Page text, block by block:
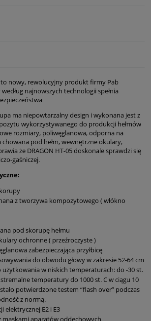
to nowy, rewolucyjny produkt firmy Pab
najnowszych technologii spełnia
ma niepowtarzalny design i wykonana jest z
wykorzystywanego do produkcji hełmów
rozmiary, poliwęglanowa, odporna na
chowana pod hełm, wewnętrzne okulary,
że DRAGON HT-05 doskonale sprawdzi się
gaśniczej.
z tworzywa kompozytowego ( włókno
pod skorupę hełmu
ochronne ( przeźroczyste )
zabezpieczająca przyłbicę
do obwodu głowy w zakresie 52-64 cm
użytkowania w niskich temperaturach: do -30 st.
temperatury do 1000 st. C w ciągu 10
potwierdzone testem “flash over” podczas
z normą.
elektrycznej E2 i E3
maskami aparatów oddechowych